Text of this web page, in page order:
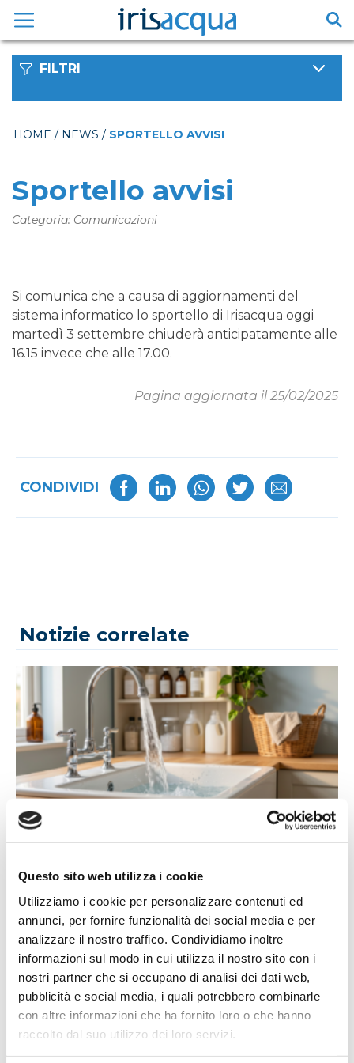
Questo sito web utilizza i cookie
Utilizziamo i cookie per personalizzare contenuti ed
annunci, per fornire funzionalità dei social media e per
analizzare il nostro traffico. Condividiamo inoltre
informazioni sul modo in cui utilizza il nostro sito con i
nostri partner che si occupano di analisi dei dati web,
pubblicità e social media, i quali potrebbero combinarle
con altre informazioni che ha fornito loro o che hanno
raccolto dal suo utilizzo dei loro servizi.
contenuto
FILTRI
HOME / NEWS / SPORTELLO AVVISI
Sportello avvisi
Categoria: Comunicazioni
Si comunica che a causa di aggiornamenti del
sistema informatico lo sportello di Irisacqua oggi
martedì 3 settembre chiuderà anticipatamente alle
16.15 invece che alle 17.00.
Pagina aggiornata il 25/02/2025
CONDIVIDI
Notizie correlate
14/07/2026
Acqua bene prezioso: un appello alla
L'estate porta con sé giornate più calde, campagne più
assetate...
Leggi tutto »